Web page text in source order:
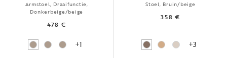
Armstoel, Draaifunctie,
Donkerbeige/beige
478 €
+1
Stoel, Bruin/beige
358 €
+3